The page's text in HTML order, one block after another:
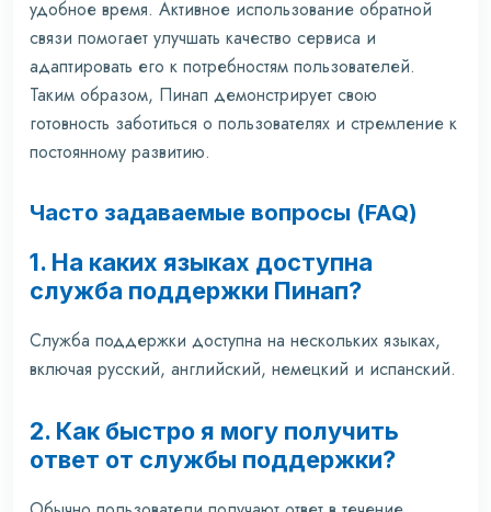
удобное время. Активное использование обратной
связи помогает улучшать качество сервиса и
адаптировать его к потребностям пользователей.
Таким образом, Пинап демонстрирует свою
готовность заботиться о пользователях и стремление к
постоянному развитию.
Часто задаваемые вопросы (FAQ)
1. На каких языках доступна
служба поддержки Пинап?
Служба поддержки доступна на нескольких языках,
включая русский, английский, немецкий и испанский.
2. Как быстро я могу получить
ответ от службы поддержки?